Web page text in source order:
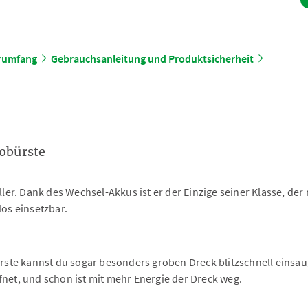
Gebrauchsanleitung und Produktsicherheit
Dank des Wechsel-Akkus ist er der Einzige seiner Klasse,
einsetzbar.
kannst du sogar besonders groben Dreck blitzschnell
und schon ist mit mehr Energie der Dreck weg.